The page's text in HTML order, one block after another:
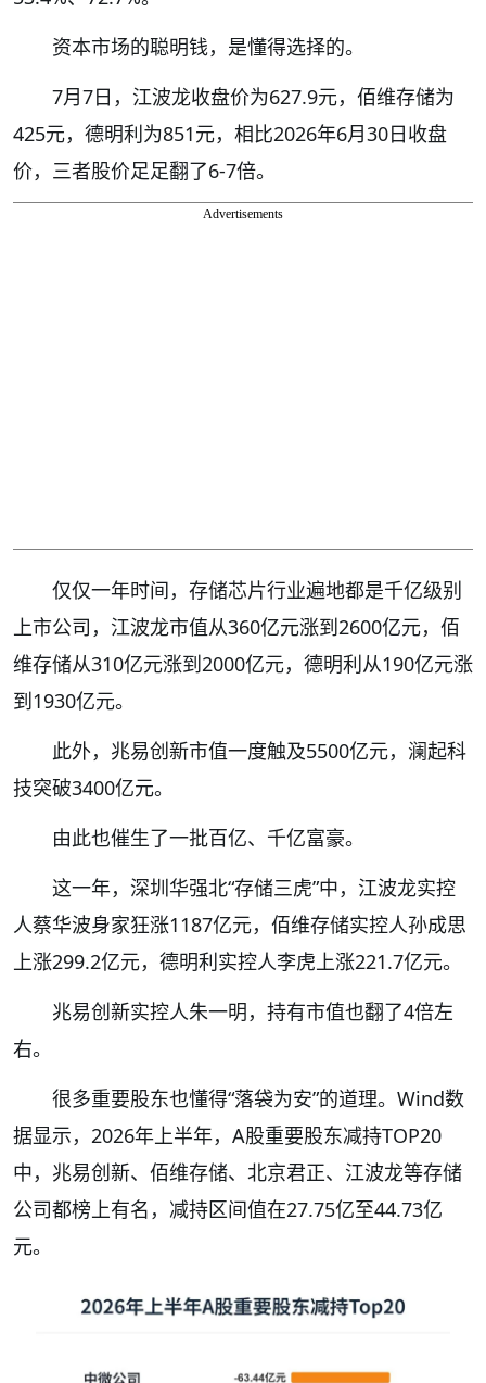
资本市场的聪明钱，是懂得选择的。
7月7日，江波龙收盘价为627.9元，佰维存储为
425元，德明利为851元，相比2026年6月30日收盘
价，三者股价足足翻了6-7倍。
Advertisements
仅仅一年时间，存储芯片行业遍地都是千亿级别
上市公司，江波龙市值从360亿元涨到2600亿元，佰
维存储从310亿元涨到2000亿元，德明利从190亿元涨
到1930亿元。
此外，兆易创新市值一度触及5500亿元，澜起科
技突破3400亿元。
由此也催生了一批百亿、千亿富豪。
这一年，深圳华强北“存储三虎”中，江波龙实控
人蔡华波身家狂涨1187亿元，佰维存储实控人孙成思
上涨299.2亿元，德明利实控人李虎上涨221.7亿元。
兆易创新实控人朱一明，持有市值也翻了4倍左
右。
很多重要股东也懂得“落袋为安”的道理。Wind数
据显示，2026年上半年，A股重要股东减持TOP20
中，兆易创新、佰维存储、北京君正、江波龙等存储
公司都榜上有名，减持区间值在27.75亿至44.73亿
元。